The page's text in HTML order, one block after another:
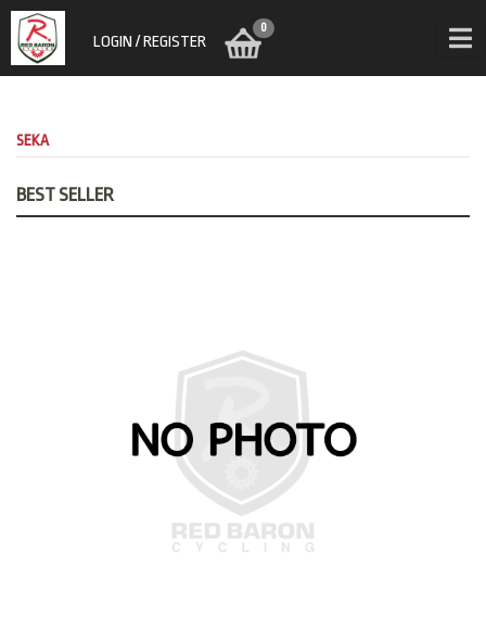
LOGIN / REGISTER
0
SEKA
BEST SELLER